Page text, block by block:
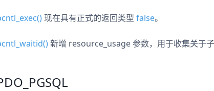
现在具有正式的返回类型 false。
新增 resource_usage 参数，用于收集关于